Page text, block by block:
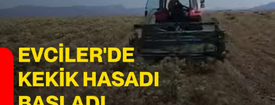
MAGAZİN
SAĞLIK
SPOR
11:11 MANŞET
Haber Arşivi